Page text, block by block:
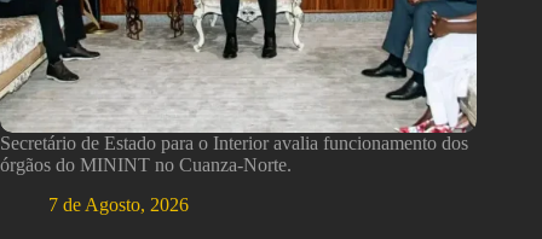
Secretário de Estado para o Interior avalia funcionamento dos
órgãos do MININT no Cuanza-Norte.
7 de Agosto, 2026